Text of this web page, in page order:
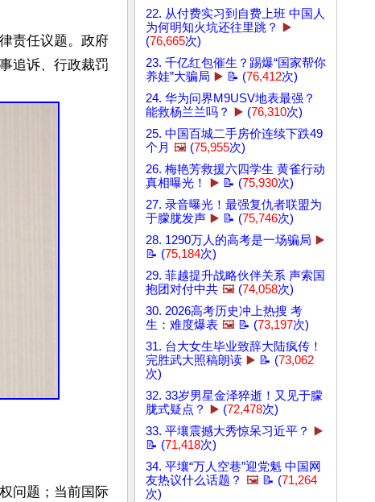
责任议题。政府
追诉、行政裁罚
问题；当前国际
22. 从付费实习到自费上班 中国人
为何明知火坑还往里跳？
▶️
(76,665次)
23. 千亿红包催生？踢爆“国家帮你
养娃”大骗局 ▶️ 📝 (76,412次)
24. 华为问界M9USV地表最强？
能救杨兰兰吗？
▶️ (76,310次)
25. 中国百城二手房价连续下跌49
个月 🖼️ (75,955次)
26. 梅艳芳救援六四学生 黄雀行动
真相曝光！
▶️ 📝 (75,930次)
27. 录音曝光！最强复仇者联盟为
于朦胧发声 ▶️ 📝 (75,746次)
28. 1290万人的高考是一场骗局 ▶️
📝 (75,184次)
29. 菲越提升战略伙伴关系 声索国
抱团对付中共 🖼️ (74,058次)
30. 2026高考历史冲上热搜 考
生：难度爆表 🖼️ 📝 (73,197次)
31. 台大女生毕业致辞大陆疯传！
完胜武大照稿朗读 ▶️ 📝 (73,062
次)
32. 33岁男星金泽猝逝！又见于朦
胧式疑点？
▶️ (72,478次)
33. 平壤震撼大秀惊呆习近平？
▶️
📝 (71,418次)
34. 平壤“万人空巷”迎党魁 中国网
友热议什么话题？ 🖼️ 📝 (71,264
次)